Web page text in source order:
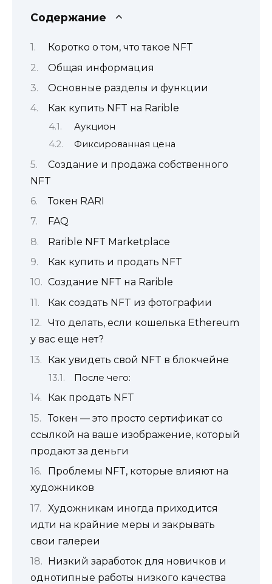
Содержание
Коротко о том, что такое NFT
Общая информация
Основные разделы и функции
Как купить NFT на Rarible
Аукцион
Фиксированная цена
Создание и продажа собственного
NFT
Токен RARI
FAQ
Rarible NFT Marketplace
Как купить и продать NFT
Создание NFT на Rarible
Как создать NFT из фотографии
Что делать, если кошелька Ethereum
у вас еще нет?
Как увидеть свой NFT в блокчейне
После чего:
Как продать NFT
Токен — это просто сертификат со
ссылкой на ваше изображение, который
продают за деньги
Проблемы NFT, которые влияют на
художников
Художникам иногда приходится
идти на крайние меры и закрывать
свои галереи
Низкий заработок для новичков и
однотипные работы низкого качества